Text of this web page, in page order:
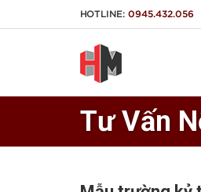
HOTLINE: 0945.432.056
Tư Vấn